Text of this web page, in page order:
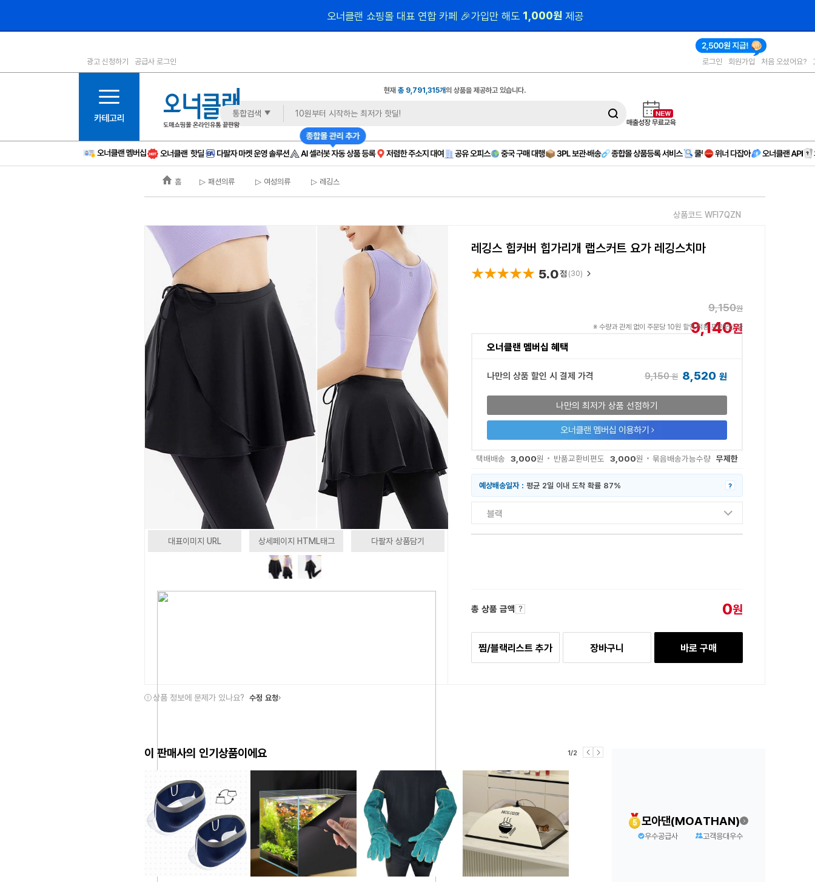
1등급
6등급
11등급
12등급
15등급
16등급
오너클랜 쇼핑몰 대표 연합 카페 🎉가입만 해도 1,000원 제공
광고 신청하기 공급사 로그인 로그인 회원가입 처음 오셨어요?
현재총 9,791,315개의 상품을 제공하고 있습니다.
통합검색
홈 ▷ 패션의류 ▷ 여성의류 ▷ 레깅스
상품코드 WFI7QZN
대표이미지 URL 상세페이지 HTML태그 다팔자 상품담기
레깅스 힙커버 힙가리개 랩스커트 요가 레깅스치마
★★★★★
★★★★★ 5.0점 (30)
9,150원
9,140원
※ 수량과 관계 없이 주문당 10원 할인 적용 프로모션 중
오너클랜 멤버십 혜택
나만의 상품 할인 시 결제 가격 9,150원 8,520 원
나만의 최저가 상품 선점하기
택배배송 3,000원 반품교환비편도 3,000원 묶음배송가능수량 무제한
예상배송일자 : 평균 2일 이내 도착 확률 87% ?
블랙
총 상품 금액 0원
찜/블랙리스트 추가 장바구니 바로 구매
상품 정보에 문제가 있나요? 수정 요청
이 판매사의 인기상품이에요 1/2
모아댄(MOATHAN)
우수공급사 고객응대우수